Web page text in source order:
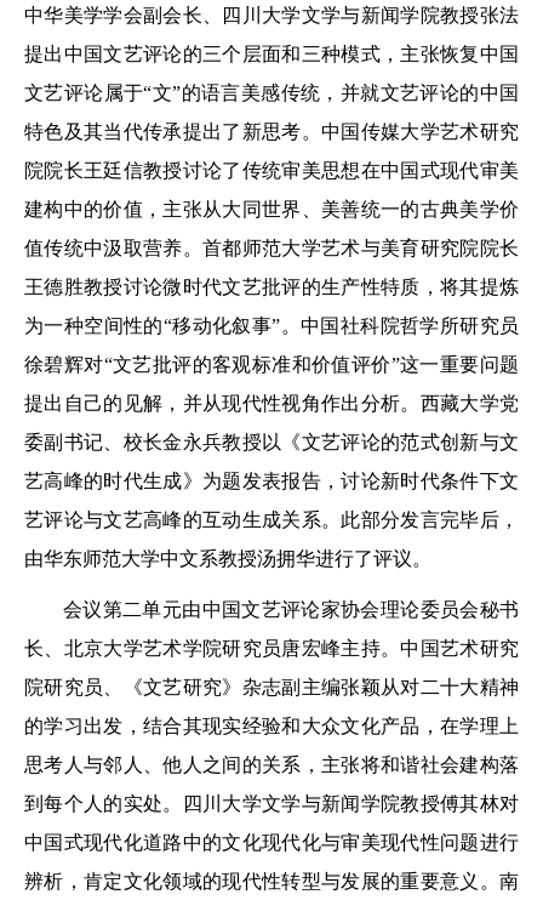
中华美学学会副会长、四川大学文学与新闻学院教授张法
提出中国文艺评论的三个层面和三种模式，主张恢复中国
文艺评论属于“文”的语言美感传统，并就文艺评论的中国
特色及其当代传承提出了新思考。中国传媒大学艺术研究
院院长王廷信教授讨论了传统审美思想在中国式现代审美
建构中的价值，主张从大同世界、美善统一的古典美学价
值传统中汲取营养。首都师范大学艺术与美育研究院院长
王德胜教授讨论微时代文艺批评的生产性特质，将其提炼
为一种空间性的“移动化叙事”。中国社科院哲学所研究员
徐碧辉对“文艺批评的客观标准和价值评价”这一重要问题
提出自己的见解，并从现代性视角作出分析。西藏大学党
委副书记、校长金永兵教授以《文艺评论的范式创新与文
艺高峰的时代生成》为题发表报告，讨论新时代条件下文
艺评论与文艺高峰的互动生成关系。此部分发言完毕后，
由华东师范大学中文系教授汤拥华进行了评议。
会议第二单元由中国文艺评论家协会理论委员会秘书
长、北京大学艺术学院研究员唐宏峰主持。中国艺术研究
院研究员、《文艺研究》杂志副主编张颖从对二十大精神
的学习出发，结合其现实经验和大众文化产品，在学理上
思考人与邻人、他人之间的关系，主张将和谐社会建构落
到每个人的实处。四川大学文学与新闻学院教授傅其林对
中国式现代化道路中的文化现代化与审美现代性问题进行
辨析，肯定文化领域的现代性转型与发展的重要意义。南